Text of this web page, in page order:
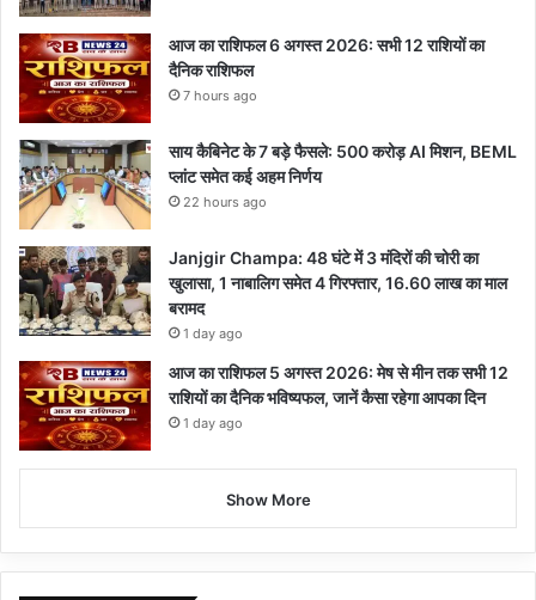
आज का राशिफल 6 अगस्त 2026: सभी 12 राशियों का
दैनिक राशिफल
7 hours ago
साय कैबिनेट के 7 बड़े फैसले: 500 करोड़ AI मिशन, BEML
प्लांट समेत कई अहम निर्णय
22 hours ago
Janjgir Champa: 48 घंटे में 3 मंदिरों की चोरी का
खुलासा, 1 नाबालिग समेत 4 गिरफ्तार, 16.60 लाख का माल
बरामद
1 day ago
आज का राशिफल 5 अगस्त 2026: मेष से मीन तक सभी 12
राशियों का दैनिक भविष्यफल, जानें कैसा रहेगा आपका दिन
1 day ago
Show More